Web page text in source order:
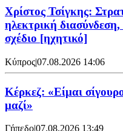
Χρίστος Τσίγκης:
ηλεκτρική
σχέδιο [ηχητικό]
Κύπρος|07.08.2026 14:06
Κέρκεζ: «Είμαι
μαζί»
Γήπεδο|07.08.2026 13:49